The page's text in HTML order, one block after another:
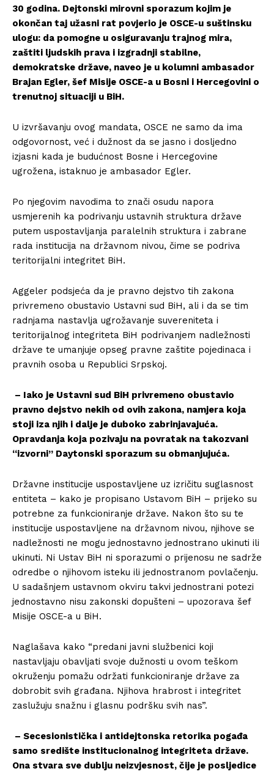
30 godina. Dejtonski mirovni sporazum kojim je
okončan taj užasni rat povjerio je OSCE-u suštinsku
ulogu: da pomogne u osiguravanju trajnog mira,
zaštiti ljudskih prava i izgradnji stabilne,
demokratske države, naveo je u kolumni ambasador
Brajan Egler, šef Misije OSCE-a u Bosni i Hercegovini o
trenutnoj situaciji u BiH.
U izvršavanju ovog mandata, OSCE ne samo da ima
odgovornost, već i dužnost da se jasno i dosljedno
izjasni kada je budućnost Bosne i Hercegovine
ugrožena, istaknuo je ambasador Egler.
Po njegovim navodima to znači osudu napora
usmjerenih ka podrivanju ustavnih struktura države
putem uspostavljanja paralelnih struktura i zabrane
rada institucija na državnom nivou, čime se podriva
teritorijalni integritet BiH.
Aggeler podsjeća da je pravno dejstvo tih zakona
privremeno obustavio Ustavni sud BiH, ali i da se tim
radnjama nastavlja ugrožavanje suvereniteta i
teritorijalnog integriteta BiH podrivanjem nadležnosti
države te umanjuje opseg pravne zaštite pojedinaca i
pravnih osoba u Republici Srpskoj.
– Iako je Ustavni sud BiH privremeno obustavio
pravno dejstvo nekih od ovih zakona, namjera koja
stoji iza njih i dalje je duboko zabrinjavajuća.
Opravdanja koja pozivaju na povratak na takozvani
“izvorni” Daytonski sporazum su obmanjujuća.
Državne institucije uspostavljene uz izričitu suglasnost
entiteta – kako je propisano Ustavom BiH – prijeko su
potrebne za funkcioniranje države. Nakon što su te
institucije uspostavljene na državnom nivou, njihove se
nadležnosti ne mogu jednostavno jednostrano ukinuti ili
ukinuti. Ni Ustav BiH ni sporazumi o prijenosu ne sadrže
odredbe o njihovom isteku ili jednostranom povlačenju.
U sadašnjem ustavnom okviru takvi jednostrani potezi
jednostavno nisu zakonski dopušteni – upozorava šef
Misije OSCE-a u BiH.
Naglašava kako “predani javni službenici koji
nastavljaju obavljati svoje dužnosti u ovom teškom
okruženju pomažu održati funkcioniranje države za
dobrobit svih građana. Njihova hrabrost i integritet
zaslužuju snažnu i glasnu podršku svih nas”.
– Secesionistička i antidejtonska retorika pogađa
samo središte institucionalnog integriteta države.
Ona stvara sve dublju neizvjesnost, čije je posljedice